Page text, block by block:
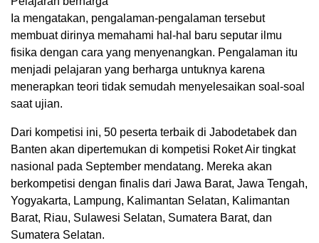
Ia mengatakan, pengalaman-pengalaman tersebut
membuat dirinya memahami hal-hal baru seputar ilmu
fisika dengan cara yang menyenangkan. Pengalaman itu
menjadi pelajaran yang berharga untuknya karena
menerapkan teori tidak semudah menyelesaikan soal-soal
saat ujian.
Dari kompetisi ini, 50 peserta terbaik di Jabodetabek dan
Banten akan dipertemukan di kompetisi Roket Air tingkat
nasional pada September mendatang. Mereka akan
berkompetisi dengan finalis dari Jawa Barat, Jawa Tengah,
Yogyakarta, Lampung, Kalimantan Selatan, Kalimantan
Barat, Riau, Sulawesi Selatan, Sumatera Barat, dan
Sumatera Selatan.